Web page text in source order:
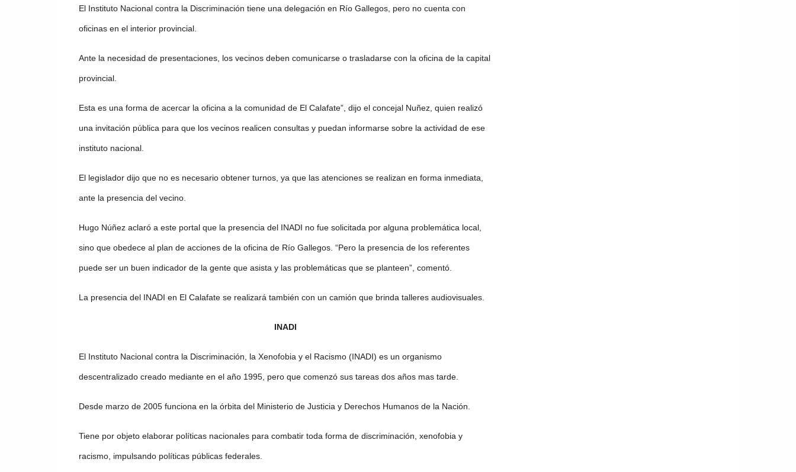
El Instituto Nacional contra la Discriminación tiene una delegación en Río Gallegos, pero no cuenta con
oficinas en el interior provincial.
Ante la necesidad de presentaciones, los vecinos deben comunicarse o trasladarse con la oficina de la capital
provincial.
Esta es una forma de acercar la oficina a la comunidad de El Calafate”, dijo el concejal Nuñez, quien realizó
una invitación pública para que los vecinos realicen consultas y puedan informarse sobre la actividad de ese
instituto nacional.
El legislador dijo que no es necesario obtener turnos, ya que las atenciones se realizan en forma inmediata,
ante la presencia del vecino.
Hugo Núñez aclaró a este portal que la presencia del INADI no fue solicitada por alguna problemática local,
sino que obedece al plan de acciones de la oficina de Río Gallegos. “Pero la presencia de los referentes
puede ser un buen indicador de la gente que asista y las problemáticas que se planteen”, comentó.
La presencia del INADI en El Calafate se realizará también con un camión que brinda talleres audiovisuales.
INADI
El Instituto Nacional contra la Discriminación, la Xenofobia y el Racismo (INADI) es un organismo
descentralizado creado mediante en el año 1995, pero que comenzó sus tareas dos años mas tarde.
Desde marzo de 2005 funciona en la órbita del Ministerio de Justicia y Derechos Humanos de la Nación.
Tiene por objeto elaborar políticas nacionales para combatir toda forma de discriminación, xenofobia y
racismo, impulsando políticas públicas federales.